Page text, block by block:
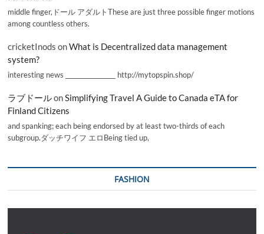
middle finger,ドール アダルトThese are just three possible finger motions
among countless others.
cricketInods onWhat is Decentralized data management
system?
interesting news _________________ http://mytopspin.shop/
ラブドールonSimplifying Travel A Guide to Canada eTA for
Finland Citizens
and spanking; each being endorsed by at least two-thirds of each
subgroup.ダッチワイフ エロBeing tied up,
FASHION